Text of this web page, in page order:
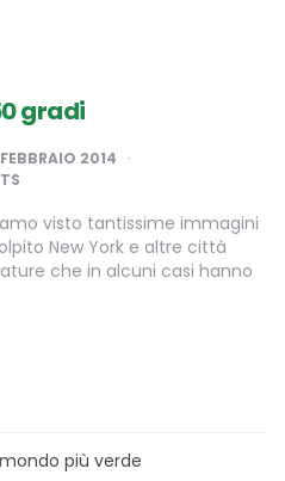
gradi
2014
visto tantissime immagini
New York e altre città
che in alcuni casi hanno
più verde